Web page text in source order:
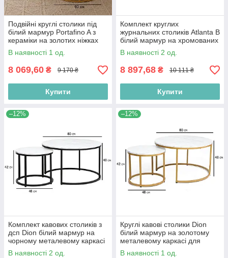
Подвійні круглі столики під
білий мармур Portafino A з
кераміки на золотих ніжках
для вітальні
В наявності 1 од.
8 069,60 ₴ 9 170 ₴
Купити
Комплект круглих
журнальних столиків Atlanta B
білий мармур на хромованих
ніжках у вітальню
В наявності 2 од.
8 897,68 ₴ 10 111 ₴
Купити
–12%
Комплект кавових столиків з
дсп Dion білий мармур на
чорному металевому каркасі
в хол
В наявності 2 од.
–12%
Круглі кавові столики Dion
білий мармур на золотому
металевому каркасі для
салону краси
В наявності 1 од.